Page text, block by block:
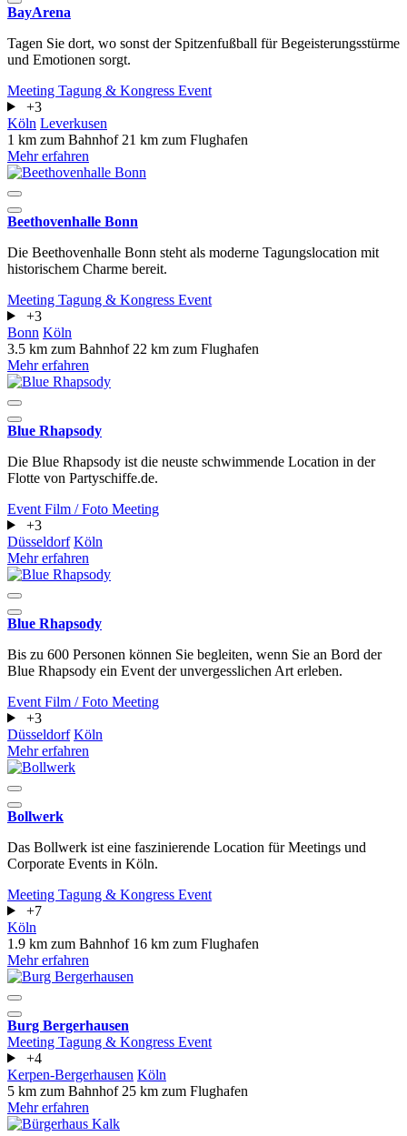
BayArena
Tagen Sie dort, wo sonst der Spitzenfußball für Begeisterungsstürme
und Emotionen sorgt.
Meeting Tagung & Kongress Event
+3
Köln Leverkusen
1 km zum Bahnhof 21 km zum Flughafen
Mehr erfahren
Beethovenhalle Bonn
Die Beethovenhalle Bonn steht als moderne Tagungslocation mit
historischem Charme bereit.
Meeting Tagung & Kongress Event
+3
Bonn Köln
3.5 km zum Bahnhof 22 km zum Flughafen
Mehr erfahren
Blue Rhapsody
Die Blue Rhapsody ist die neuste schwimmende Location in der
Flotte von Partyschiffe.de.
Event Film / Foto Meeting
+3
Düsseldorf Köln
Mehr erfahren
Blue Rhapsody
Bis zu 600 Personen können Sie begleiten, wenn Sie an Bord der
Blue Rhapsody ein Event der unvergesslichen Art erleben.
Event Film / Foto Meeting
+3
Düsseldorf Köln
Mehr erfahren
Bollwerk
Das Bollwerk ist eine faszinierende Location für Meetings und
Corporate Events in Köln.
Meeting Tagung & Kongress Event
+7
Köln
1.9 km zum Bahnhof 16 km zum Flughafen
Mehr erfahren
Burg Bergerhausen
Meeting Tagung & Kongress Event
+4
Kerpen-Bergerhausen Köln
5 km zum Bahnhof 25 km zum Flughafen
Mehr erfahren